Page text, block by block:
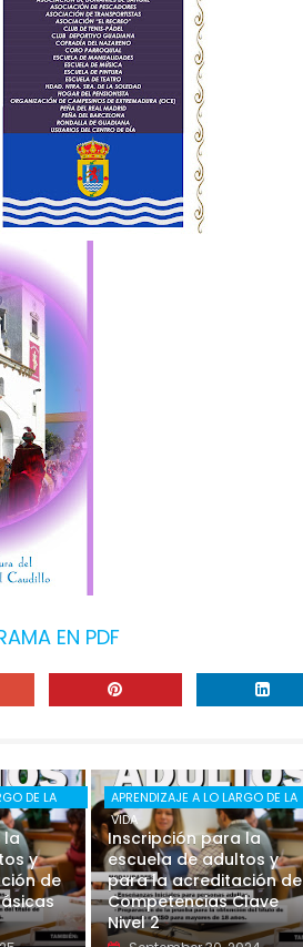
EN PDF
DE LA
la
y
de
APRENDIZAJE A LO LARGO DE LA
VIDA
Inscripción para la
escuela de adultos y
para la acreditación de
Competencias Clave
Nivel 2